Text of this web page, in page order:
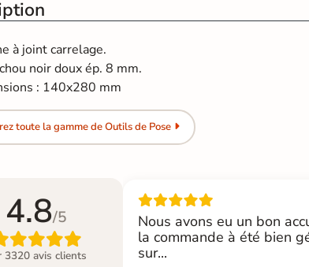
à joint carrelage.
noir doux ép. 8 mm.
: 140x280 mm
toute la gamme de Outils de Pose
4.8/5
3320 avis clients
Nous avons eu un bon
la commande à été bien
sur...